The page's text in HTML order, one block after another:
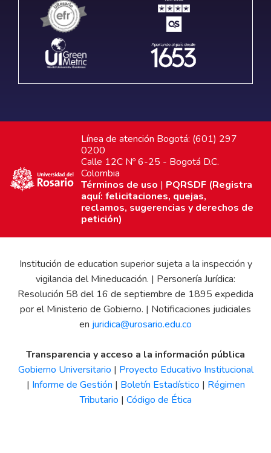
Línea de atención Bogotá: (601) 297
0200
Calle 12C Nº 6-25 - Bogotá D.C.
Colombia
Términos de uso | PQRSDF (Registra
aquí: felicitaciones, quejas,
reclamos, sugerencias y derechos de
petición)
Institución de education superior sujeta a la inspección y
vigilancia del Mineducación. | Personería Jurídica:
Resolución 58 del 16 de septiembre de 1895 expedida
por el Ministerio de Gobierno. | Notificaciones judiciales
en juridica@urosario.edu.co
Transparencia y acceso a la información pública
Gobierno Universitario | Proyecto Educativo Institucional
| Informe de Gestión | Boletín Estadístico | Régimen
Tributario | Código de Ética